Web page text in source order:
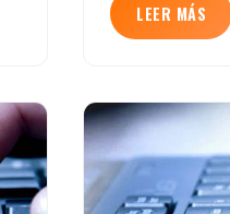
LEER MÁS